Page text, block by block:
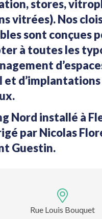
stores,
vitrées). Nos
sont conçues
à toutes les
et d’implantations
Nord installé à
par Nicolas
Guestin.
Rue Louis Bouquet